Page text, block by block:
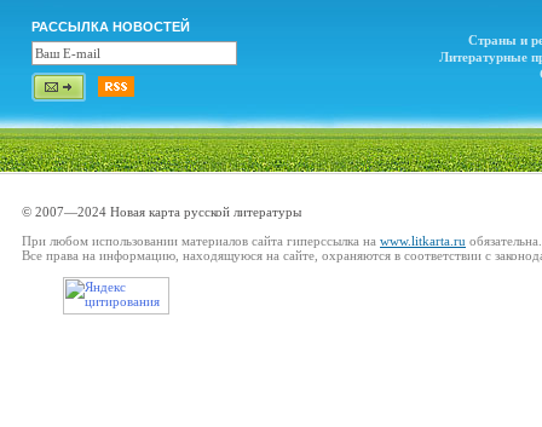
РАССЫЛКА НОВОСТЕЙ
Страны и
Литературные
© 2007—2024 Новая карта русской литературы
При любом использовании материалов сайта гиперссылка на www.litkarta.ru обязательна.
Все права на информацию, находящуюся на сайте, охраняются в соответствии с